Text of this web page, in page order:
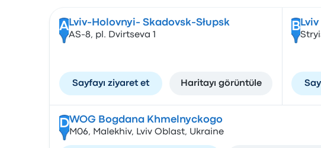
A Lviv-Holovnyi- Skadovsk-Słupsk
AS-8, pl. Dvirtseva 1
Sayfayı ziyaret et Haritayı görüntüle
B
DWOG Bogdana Khmelnyckogo
М06, Malekhiv, Lviv Oblast, Ukraine